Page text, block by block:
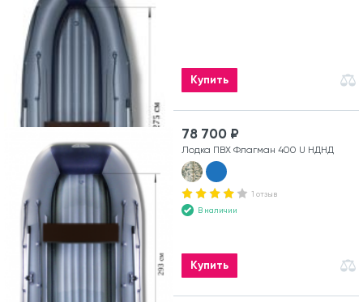
Купить
78 700 ₽
Лодка ПВХ Флагман 400 U НДНД
1 отзыв
В наличии
Купить